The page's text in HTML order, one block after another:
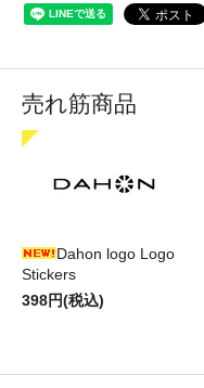
売れ筋商品
Dahon logo Logo
Stickers
398円(税込)